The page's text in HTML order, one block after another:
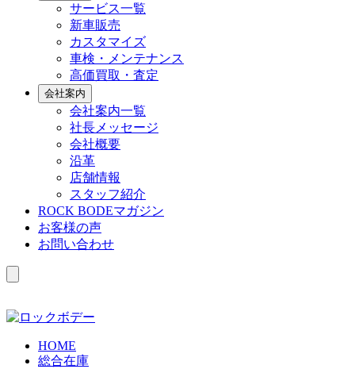
サービス一覧
新車販売
カスタマイズ
車検・メンテナンス
高価買取・査定
会社案内
会社案内一覧
社長メッセージ
会社概要
沿革
店舗情報
スタッフ紹介
ROCK BODEマガジン
お客様の声
お問い合わせ
HOME
総合在庫